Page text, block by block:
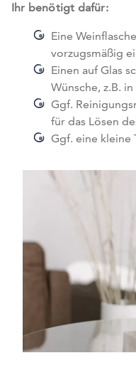
Ihr benötigt dafür:
Eine
vorzugsmäßig
Einen auf Glas
Wünsche, z.B.
Ggf.
für das Lösen
Ggf. eine kleine